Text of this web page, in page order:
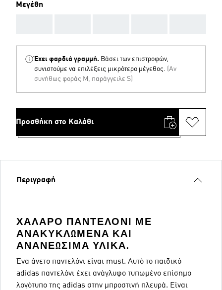
Μεγέθη
Έχει φαρδιά γραμμή. Βάσει των επιστροφών,
συνιστούμε να επιλέξεις μικρότερο μέγεθος. (Aν
συνήθως φοράς M, παράγγειλε S)
Προσθήκη στο Καλάθι
Περιγραφή
ΧΑΛΑΡΌ ΠΑΝΤΕΛΌΝΙ ΜΕ
ΑΝΑΚΥΚΛΩΜΈΝΑ ΚΑΙ
ΑΝΑΝΕΏΣΙΜΑ ΥΛΙΚΆ.
Ένα άνετο παντελόνι είναι must. Αυτό το παιδικό
adidas παντελόνι έχει ανάγλυφο τυπωμένο επίσημο
λογότυπο της adidas στην μπροστινή πλευρά. Είναι